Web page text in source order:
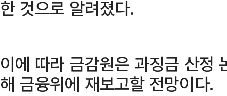
한 것으로 알려졌다.
이에 따라 금감원은 과징금 산정
해 금융위에 재보고할 전망이다.